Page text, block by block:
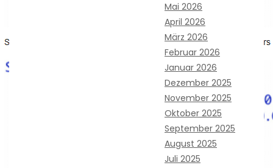
Mai 2026
April 2026
März 2026
Februar 2026
Januar 2026
Dezember 2025
November 2025
Oktober 2025
September 2025
August 2025
Juli 2025